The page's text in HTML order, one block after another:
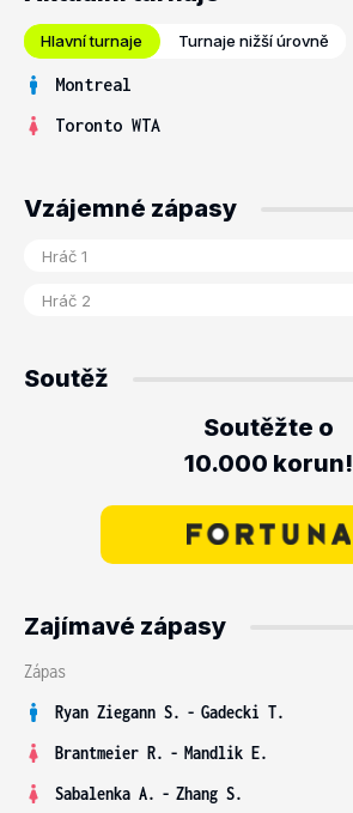
Hlavní turnaje Turnaje nižší úrovně
Montreal
Toronto WTA
Vzájemné zápasy
Soutěž
Soutěžte o
10.000 korun!
Zajímavé zápasy
Zápas
Ryan Ziegann S. - Gadecki T.
Brantmeier R. - Mandlik E.
Sabalenka A. - Zhang S.